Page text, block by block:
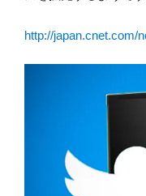
http://japan.cnet.com/